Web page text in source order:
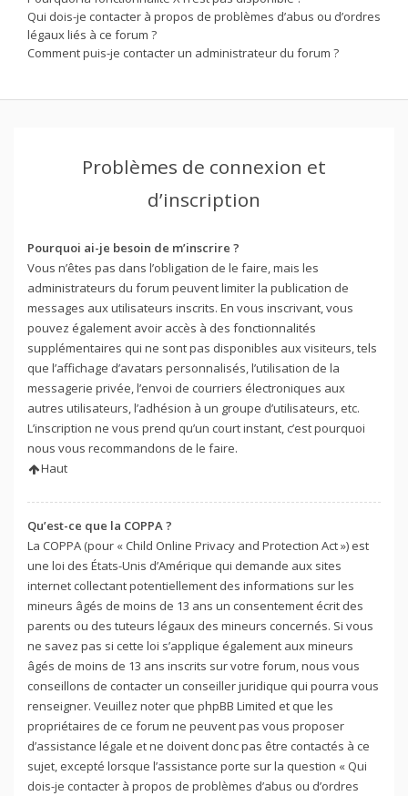
Qui dois-je contacter à propos de problèmes d’abus ou d’ordres
légaux liés à ce forum ?
Comment puis-je contacter un administrateur du forum ?
Problèmes de connexion et
d’inscription
Pourquoi ai-je besoin de m’inscrire ?
Vous n’êtes pas dans l’obligation de le faire, mais les
administrateurs du forum peuvent limiter la publication de
messages aux utilisateurs inscrits. En vous inscrivant, vous
pouvez également avoir accès à des fonctionnalités
supplémentaires qui ne sont pas disponibles aux visiteurs, tels
que l’affichage d’avatars personnalisés, l’utilisation de la
messagerie privée, l’envoi de courriers électroniques aux
autres utilisateurs, l’adhésion à un groupe d’utilisateurs, etc.
L’inscription ne vous prend qu’un court instant, c’est pourquoi
nous vous recommandons de le faire.
Haut
Qu’est-ce que la COPPA ?
La COPPA (pour « Child Online Privacy and Protection Act ») est
une loi des États-Unis d’Amérique qui demande aux sites
internet collectant potentiellement des informations sur les
mineurs âgés de moins de 13 ans un consentement écrit des
parents ou des tuteurs légaux des mineurs concernés. Si vous
ne savez pas si cette loi s’applique également aux mineurs
âgés de moins de 13 ans inscrits sur votre forum, nous vous
conseillons de contacter un conseiller juridique qui pourra vous
renseigner. Veuillez noter que phpBB Limited et que les
propriétaires de ce forum ne peuvent pas vous proposer
d’assistance légale et ne doivent donc pas être contactés à ce
sujet, excepté lorsque l’assistance porte sur la question « Qui
dois-je contacter à propos de problèmes d’abus ou d’ordres